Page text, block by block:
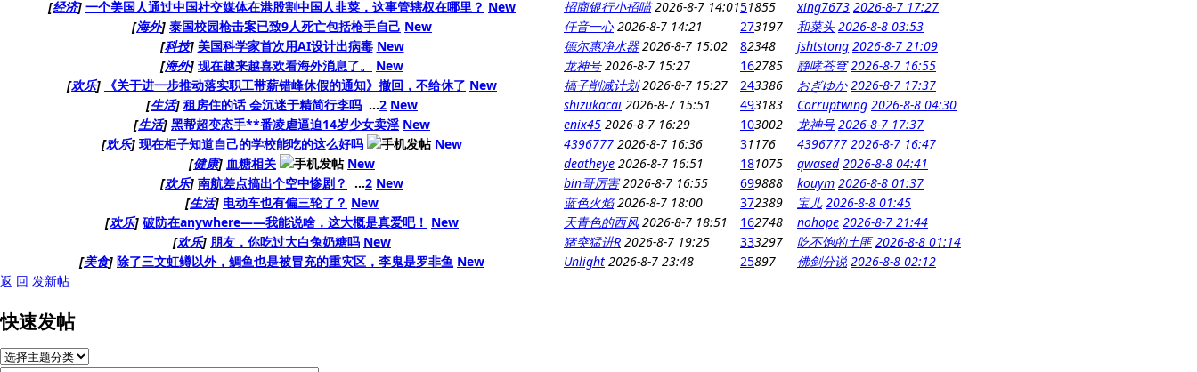
[经济] 一个美国人通过中国社交媒体在港股割中国人韭菜，这事管辖权在哪里？ New 招商银行小招喵 2026-8-7 14:0151855 xing7673 2026-8-7 17:27
[海外] 泰国校园枪击案已致9人死亡包括枪手自己 New 仟音一心 2026-8-7 14:21 273197 和菜头 2026-8-8 03:53
[科技] 美国科学家首次用AI设计出病毒 New 德尔惠净水器 2026-8-7 15:02 82348 jshtstong 2026-8-7 21:09
[海外] 现在越来越喜欢看海外消息了。 New 龙神号 2026-8-7 15:27 162785 静哮苍穹 2026-8-7 16:55
[欢乐] 《关于进一步推动落实职工带薪错峰休假的通知》撤回，不给休了 New 搞子削减计划 2026-8-7 15:27 243386 おぎゆか 2026-8-7 17:37
[生活] 租房住的话 会沉迷于精简行李吗 ...2 New shizukacai 2026-8-7 15:51 493183 Corruptwing 2026-8-8 04:30
[生活] 黑帮超变态手**番凌虐逼迫14岁少女卖淫 New enix45 2026-8-7 16:29 103002 龙神号 2026-8-7 17:37
[欢乐] 现在柜子知道自己的学校能吃的这么好吗 New 4396777 2026-8-7 16:36 31176 4396777 2026-8-7 16:47
[健康] 血糖相关 New deatheye 2026-8-7 16:51 181075 qwased 2026-8-8 04:41
[欢乐] 南航差点搞出个空中惨剧？ ...2 New bin哥厉害 2026-8-7 16:55 699888 kouym 2026-8-8 01:37
[生活] 电动车也有偏三轮了？ New 蓝色火焰 2026-8-7 18:00 372389 宝儿 2026-8-8 01:45
[欢乐] 破防在anywhere——我能说啥，这大概是真爱吧！ New 天青色的西风 2026-8-7 18:51 162748 nohope 2026-8-7 21:44
[欢乐] 朋友，你吃过大白兔奶糖吗 New 猪突猛进R 2026-8-7 19:25 333297 吃不饱的土匪 2026-8-8 01:14
[美食] 除了三文虹鳟以外，鲷鱼也是被冒充的重灾区，李鬼是罗非鱼 New Unlight 2026-8-7 23:48 25897 佛剑分说 2026-8-8 02:12
返 回 发新帖
快速发帖